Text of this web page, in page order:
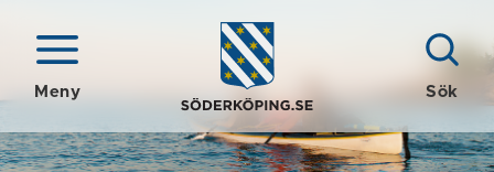
Meny Sök